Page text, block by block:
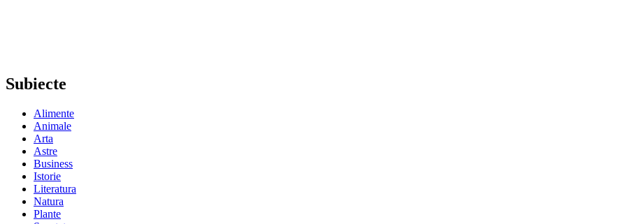
Subiecte
Alimente
Animale
Arta
Astre
Business
Istorie
Literatura
Natura
Plante